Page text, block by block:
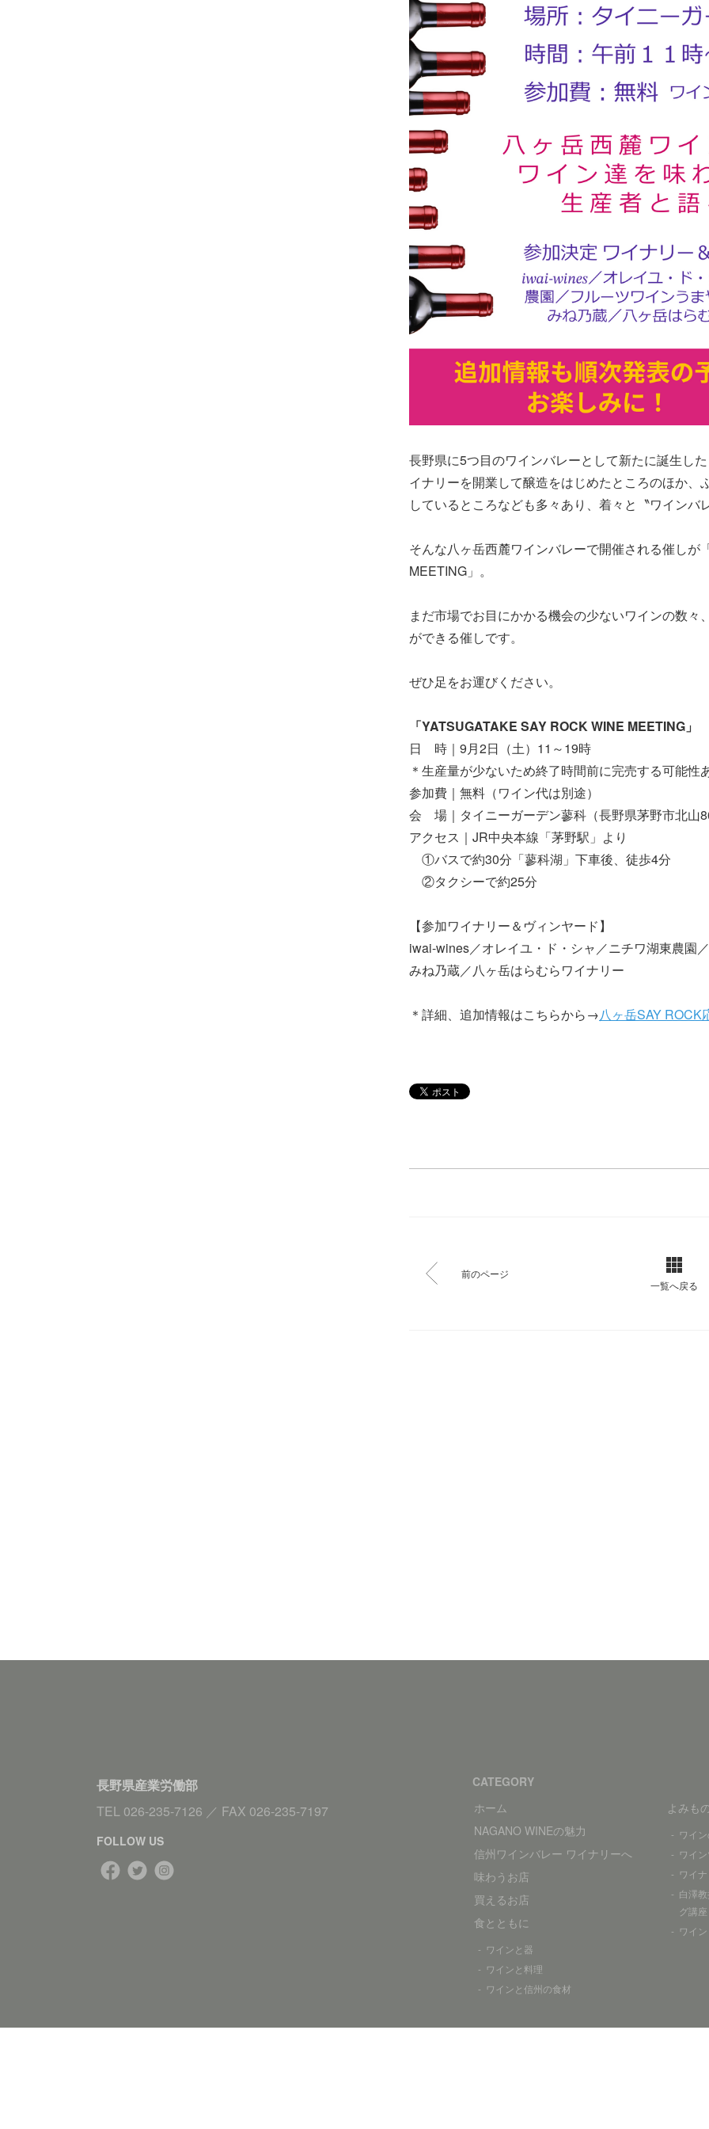
長野県に5つ目のワインバレーとして新たに誕生し
イナリーを開業して醸造をはじめたところのほか、
しているところなども多々あり、着々と〝ワインバ
そんな八ヶ岳西麓ワインバレーで開催される催しが
MEETING」。
まだ市場でお目にかかる機会の少ないワインの数々
ができる催しです。
ぜひ足をお運びください。
「YATSUGATAKE SAY ROCK WINE MEETING」
日 時｜9月2日（土）11～19時
＊生産量が少ないため終了時間前に完売する可能性
参加費｜無料（ワイン代は別途）
会 場｜タイニーガーデン蓼科（長野県茅野市北山
アクセス｜JR中央本線「茅野駅」より
①バスで約30分「蓼科湖」下車後、徒歩4分
②タクシーで約25分
【参加ワイナリー＆ヴィンヤード】
iwai-wines／オレイユ・ド・シャ／ニチワ湖東農園
みね乃蔵／八ヶ岳はらむらワイナリー
＊詳細、追加情報はこちらから→八ヶ岳SAY ROCK
前のページ
一覧へ戻る
FOLLOW US
長野県産業労働部
TEL 026-235-7126 ／ FAX 026-235-7197
CATEGORY
ホーム
NAGANO WINEの魅力
信州ワインバレー ワイナリーへ
味わうお店
買えるお店
食とともに
ワインと器
ワインと料理
ワインと信州の食材
よみも
ワイ
ワイ
ワイ
白澤
グ講座
ワイ